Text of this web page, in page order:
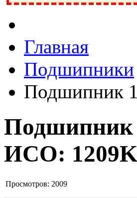
Ивантеевка, подшипники,
Главная
Подшипники
Подшипник
Подшипник
ИСО:
Просмотров: 2009